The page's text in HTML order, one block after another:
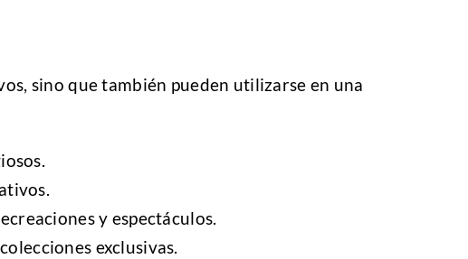
sino que también pueden utilizarse en una
y espectáculos.
exclusivas.